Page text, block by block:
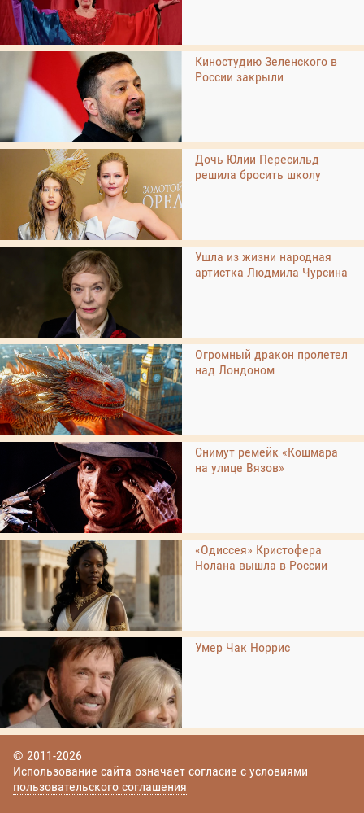
Киностудию Зеленского в
России закрыли
Дочь Юлии Пересильд
решила бросить школу
Ушла из жизни народная
артистка Людмила Чурсина
Огромный дракон пролетел
над Лондоном
Снимут ремейк «Кошмара
на улице Вязов»
«Одиссея» Кристофера
Нолана вышла в России
Умер Чак Норрис
© 2011-2026
Использование сайта означает согласие с условиями
пользовательского соглашения